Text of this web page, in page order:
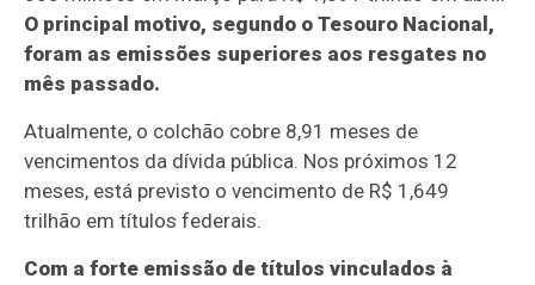
O principal motivo, segundo o Tesouro Nacional,
foram as emissões superiores aos resgates no
mês passado.
Atualmente, o colchão cobre 8,91 meses de
vencimentos da dívida pública. Nos próximos 12
meses, está previsto o vencimento de R$ 1,649
trilhão em títulos federais.
Com a forte emissão de títulos vinculados à